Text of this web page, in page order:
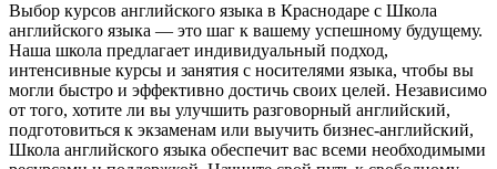
Выбор курсов английского языка в Краснодаре с Школа
английского языка — это шаг к вашему успешному будущему.
Наша школа предлагает индивидуальный подход,
интенсивные курсы и занятия с носителями языка, чтобы вы
могли быстро и эффективно достичь своих целей. Независимо
от того, хотите ли вы улучшить разговорный английский,
подготовиться к экзаменам или выучить бизнес-английский,
Школа английского языка обеспечит вас всеми необходимыми